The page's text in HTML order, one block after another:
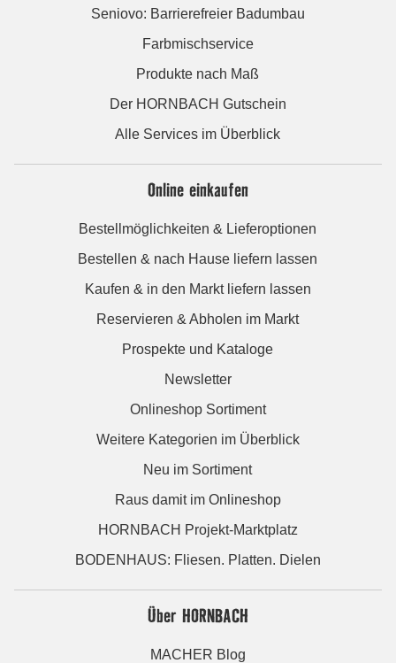
Seniovo: Barrierefreier Badumbau
Farbmischservice
Produkte nach Maß
Der HORNBACH Gutschein
Alle Services im Überblick
Online einkaufen
Bestellmöglichkeiten & Lieferoptionen
Bestellen & nach Hause liefern lassen
Kaufen & in den Markt liefern lassen
Reservieren & Abholen im Markt
Prospekte und Kataloge
Newsletter
Onlineshop Sortiment
Weitere Kategorien im Überblick
Neu im Sortiment
Raus damit im Onlineshop
HORNBACH Projekt-Marktplatz
BODENHAUS: Fliesen. Platten. Dielen
Über HORNBACH
MACHER Blog